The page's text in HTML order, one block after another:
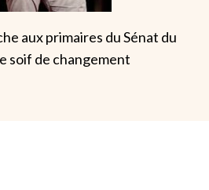
aux primaires du Sénat du
soif de changement